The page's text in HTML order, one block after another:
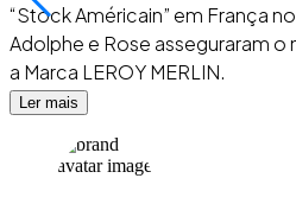
“Stock Américain” em França
Adolphe e Rose asseguraram
a Marca LEROY MERLIN.
Ler mais